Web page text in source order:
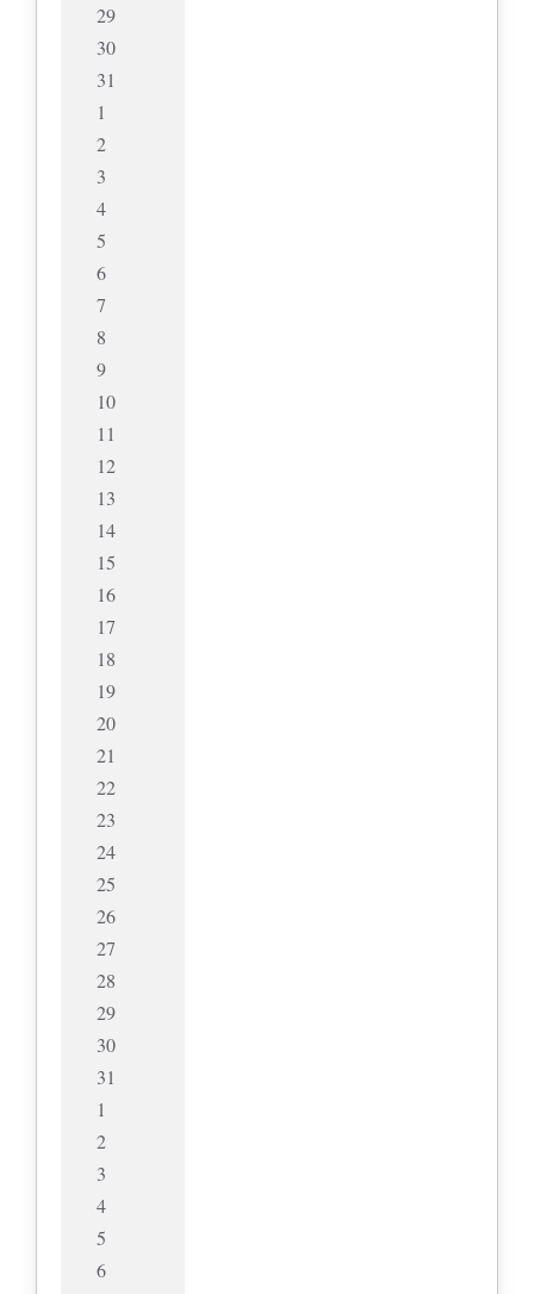
29
30
31
1
2
3
4
5
6
7
8
9
10
11
12
13
14
15
16
17
18
19
20
21
22
23
24
25
26
27
28
29
30
31
1
2
3
4
5
6